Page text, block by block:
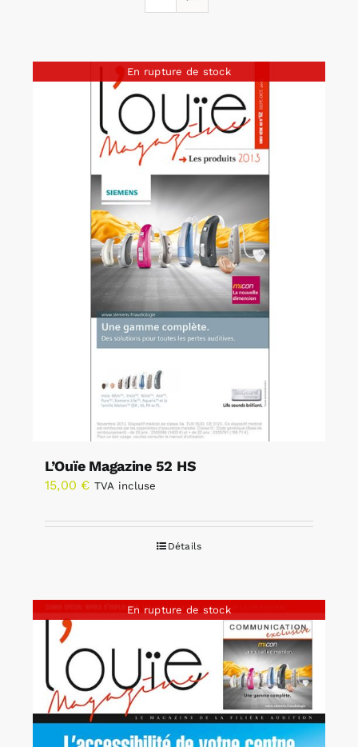
Annonces emploi
En rupture de stock
L’Ouïe Magazine 52 HS
15,00 € TVA incluse
Détails
En rupture de stock